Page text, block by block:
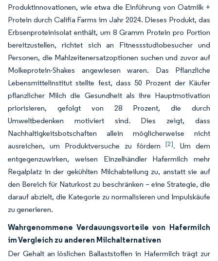
Produktinnovationen, wie etwa die Einführung von Oatmilk +
Protein durch Califia Farms im Jahr 2024. Dieses Produkt, das
Erbsenproteinisolat enthält, um 8 Gramm Protein pro Portion
bereitzustellen, richtet sich an Fitnessstudiobesucher und
Personen, die Mahlzeitenersatzoptionen suchen und zuvor auf
Molkeprotein-Shakes angewiesen waren. Das Pflanzliche
Lebensmittelinstitut stellte fest, dass 50 Prozent der Käufer
pflanzlicher Milch die Gesundheit als ihre Hauptmotivation
priorisieren, gefolgt von 28 Prozent, die durch
Umweltbedenken motiviert sind. Dies zeigt, dass
Nachhaltigkeitsbotschaften allein möglicherweise nicht
ausreichen, um Produktversuche zu fördern [2]. Um dem
entgegenzuwirken, weisen Einzelhändler Hafermilch mehr
Regalplatz in der gekühlten Milchabteilung zu, anstatt sie auf
den Bereich für Naturkost zu beschränken – eine Strategie, die
darauf abzielt, die Kategorie zu normalisieren und Impulskäufe
zu generieren.
Wahrgenommene Verdauungsvorteile von Hafermilch
im Vergleich zu anderen Milchalternativen
Der Gehalt an löslichen Ballaststoffen in Hafermilch trägt zur